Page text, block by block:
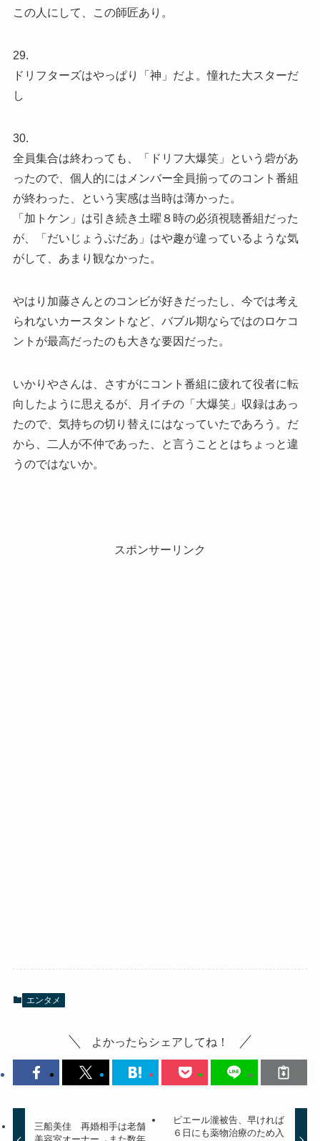
この人にして、この師匠あり。
29.
ドリフターズはやっぱり「神」だよ。憧れた大スターだ
し
30.
全員集合は終わっても、「ドリフ大爆笑」という砦があ
ったので、個人的にはメンバー全員揃ってのコント番組
が終わった、という実感は当時は薄かった。
「加トケン」は引き続き土曜８時の必須視聴番組だった
が、「だいじょうぶだあ」はや趣が違っているような気
がして、あまり観なかった。
やはり加藤さんとのコンビが好きだったし、今では考え
られないカースタントなど、バブル期ならではのロケコ
ントが最高だったのも大きな要因だった。
いかりやさんは、さすがにコント番組に疲れて役者に転
向したように思えるが、月イチの「大爆笑」収録はあっ
たので、気持ちの切り替えにはなっていたであろう。だ
から、二人が不仲であった、と言うこととはちょっと違
うのではないか。
スポンサーリンク
エンタメ
よかったらシェアしてね！
三船美佳 再婚相手は老舗
ピエール瀧被告、早ければ
６日にも薬物治療のため入